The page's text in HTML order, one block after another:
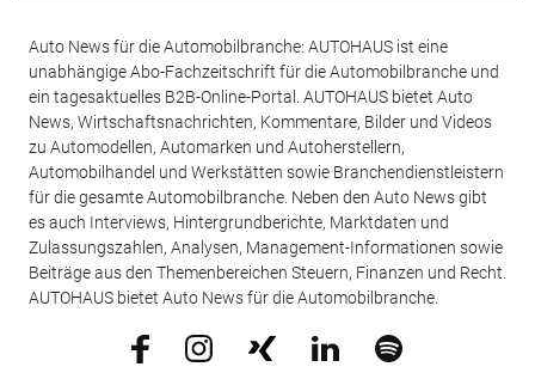
Auto News für die Automobilbranche: AUTOHAUS ist eine
unabhängige Abo-Fachzeitschrift für die Automobilbranche und
ein tagesaktuelles B2B-Online-Portal. AUTOHAUS bietet Auto
News, Wirtschaftsnachrichten, Kommentare, Bilder und Videos
zu Automodellen, Automarken und Autoherstellern,
Automobilhandel und Werkstätten sowie Branchendienstleistern
für die gesamte Automobilbranche. Neben den Auto News gibt
es auch Interviews, Hintergrundberichte, Marktdaten und
Zulassungszahlen, Analysen, Management-Informationen sowie
Beiträge aus den Themenbereichen Steuern, Finanzen und Recht.
AUTOHAUS bietet Auto News für die Automobilbranche.